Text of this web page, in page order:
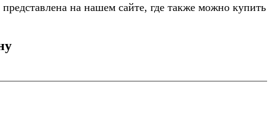
на нашем сайте, где также можно купить